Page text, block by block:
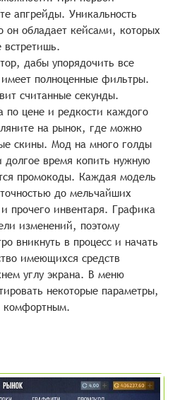
апгрейды. Уникальность
он обладает кейсами, которых
встретишь.
дабы упорядочить все
полноценные фильтры.
считанные секунды.
по цене и редкости каждого
на рынок, где можно
скины. Мод на много голды
долгое время копить нужную
промокоды. Каждая модель
до мельчайших
прочего инвентаря. Графика
изменений, поэтому
вникнуть в процесс и начать
имеющихся средств
углу экрана. В меню
некоторые параметры,
комфортным.